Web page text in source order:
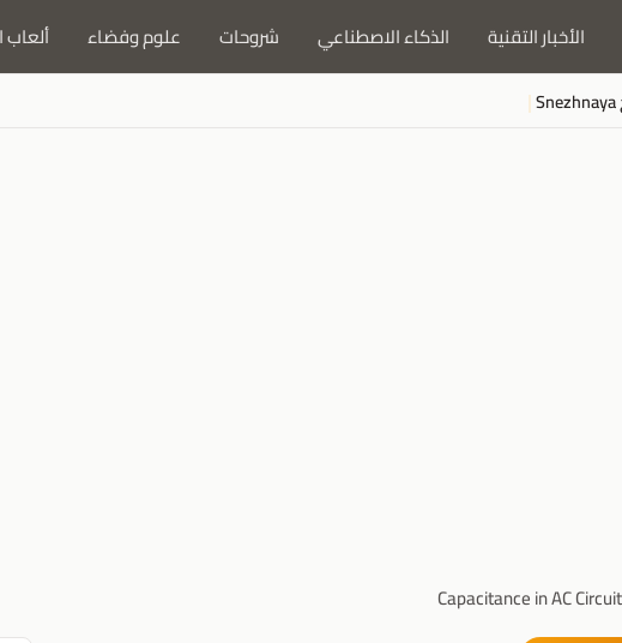
الأخبار التقنية الذكاء الاصطناعي شروحات علوم وفضاء ألعاب